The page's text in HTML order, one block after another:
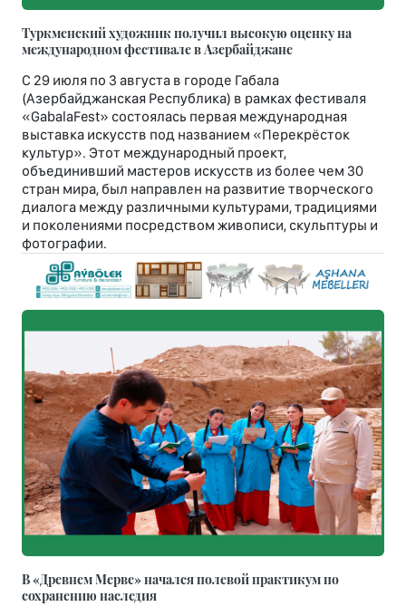
Туркменский художник получил высокую оценку на
международном фестивале в Азербайджане
С 29 июля по 3 августа в городе Габала
(Азербайджанская Республика) в рамках фестиваля
«GabalaFest» состоялась первая международная
выставка искусств под названием «Перекрёсток
культур». Этот международный проект,
объединивший мастеров искусств из более чем 30
стран мира, был направлен на развитие творческого
диалога между различными культурами, традициями
и поколениями посредством живописи, скульптуры и
фотографии.
В «Древнем Мерве» начался полевой практикум по
сохранению наследия